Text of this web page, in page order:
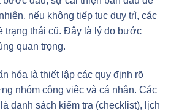
nếu không tiếp tục duy trì, các
trạng thái cũ. Đây là lý do bước
quan trọng.
hóa là thiết lập các quy định rõ
nhóm công việc và cá nhân. Các
danh sách kiểm tra (checklist), lịch